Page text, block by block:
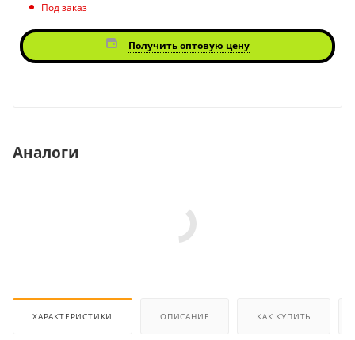
Под заказ
Получить оптовую цену
Аналоги
ХАРАКТЕРИСТИКИ ОПИСАНИЕ КАК КУПИТЬ